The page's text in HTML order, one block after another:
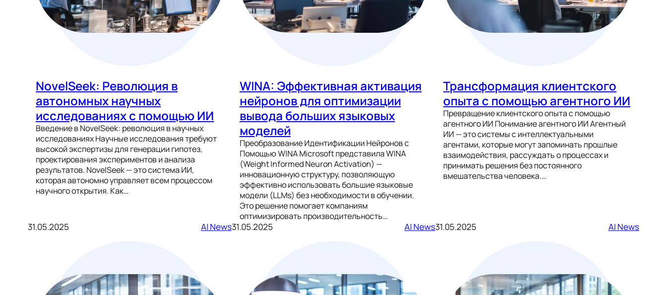
NovelSeek: Революция в
автономных научных
исследованиях с помощью ИИ
Введение в NovelSeek: революция в научных
исследованиях Научные исследования требуют
высокой экспертизы для генерации гипотез,
проектирования экспериментов и анализа
результатов. NovelSeek — это система ИИ,
которая автономно управляет всем процессом
научного открытия. Как…
WINA: Эффективная активация
нейронов для оптимизации
вывода больших языковых
моделей
Преобразование Идентификации Нейронов с
Помощью WINA Microsoft представила WINA
(Weight Informed Neuron Activation) —
инновационную структуру, позволяющую
эффективно использовать большие языковые
модели (LLMs) без необходимости в обучении.
Это решение помогает компаниям
оптимизировать производительность…
Трансформация клиентского
опыта с помощью агентного ИИ
Превращение клиентского опыта с помощью
агентного ИИ Понимание агентного ИИ Агентный
ИИ — это системы с интеллектуальными
агентами, которые могут запоминать прошлые
взаимодействия, рассуждать о процессах и
принимать решения без постоянного
вмешательства человека.…
31.05.2025 AI News31.05.2025 AI News31.05.2025 AI News